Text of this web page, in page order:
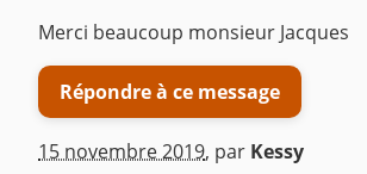
Merci beaucoup monsieur Jacques
Répondre à ce message
15 novembre 2019, par Kessy